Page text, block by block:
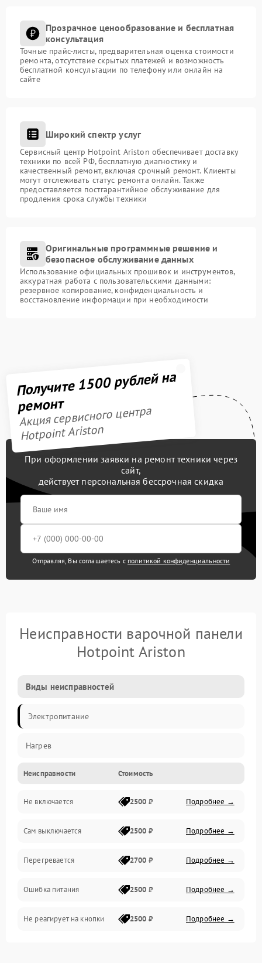
Прозрачное ценообразование и бесплатная
консультация
Точные прайс-листы, предварительная оценка стоимости
ремонта, отсутствие скрытых платежей и возможность
бесплатной консультации по телефону или онлайн на
сайте
Широкий спектр услуг
Сервисный центр Hotpoint Ariston обеспечивает доставку
техники по всей РФ, бесплатную диагностику и
качественный ремонт, включая срочный ремонт. Клиенты
могут отслеживать статус ремонта онлайн. Также
предоставляется постгарантийное обслуживание для
продления срока службы техники
Оригинальные программные решение и
безопасное обслуживание данных
Использование официальных прошивок и инструментов,
аккуратная работа с пользовательскими данными:
резервное копирование, конфиденциальность и
восстановление информации при необходимости
Получите 1500 рублей на
ремонт
Акция сервисного центра
Hotpoint Ariston
При оформлении заявки на ремонт техники через
сайт,
действует персональная бессрочная скидка
Отправляя, Вы соглашаетесь с политикой конфиденциальности
Неисправности варочной панели
Hotpoint Ariston
Виды неисправностей
Электропитание
Нагрев
Неисправности Стоимость
Не включается 2500 ₽ Подробнее →
Сам выключается 2500 ₽ Подробнее →
Перегревается 2700 ₽ Подробнее →
Ошибка питания 2500 ₽ Подробнее →
Не реагирует на кнопки 2500 ₽ Подробнее →